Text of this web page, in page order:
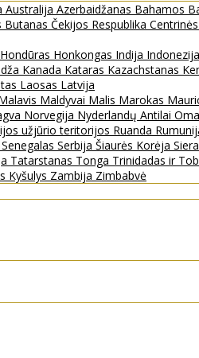
Australija Azerbaidžanas Bahamos
Butanas Čekijos Respublika
Hondūras Honkongas Indija Indonezija
Kanada Kataras Kazachstanas
Laosas Latvija
Maldyvai Malis Marokas
Norvegija Nyderlandų Antilai
užjūrio teritorijos Ruanda
Senegalas Serbija Šiaurės Korėja
Tatarstanas Tonga Trinidadas ir
Kyšulys Zambija Zimbabvė